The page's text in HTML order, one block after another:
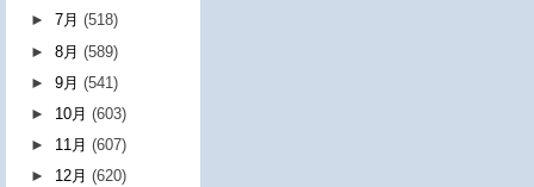
►7月(518)
►8月(589)
►9月(541)
► 10月(603)
► 11月(607)
► 12月(620)